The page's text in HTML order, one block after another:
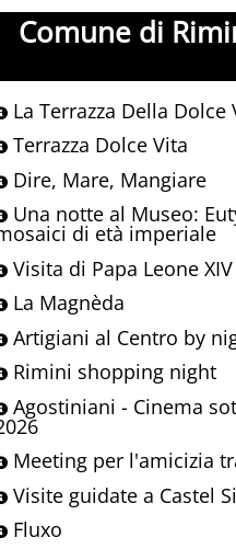
Comune di
La Terrazza Della Dolce
Terrazza Dolce Vita
Dire, Mare, Mangiare
Una notte al Museo:
di età imperiale
Visita di Papa Leone
La Magnèda
Artigiani al Centro by
Rimini shopping night
Agostiniani - Cinema
Meeting per l'amicizia
Visite guidate a Castel
Fluxo